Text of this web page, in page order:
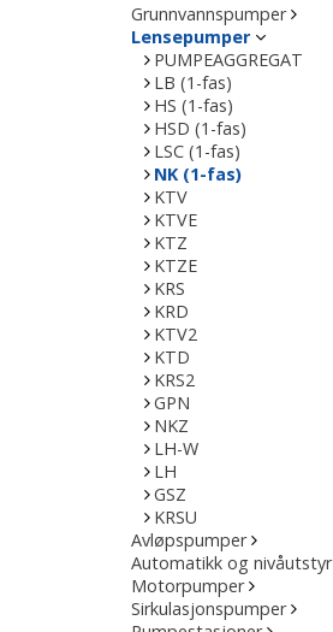
Grunnvannspumper
Lensepumper
PUMPEAGGREGAT
LB (1-fas)
HS (1-fas)
HSD (1-fas)
LSC (1-fas)
NK (1-fas)
KTV
KTVE
KTZ
KTZE
KRS
KRD
KTV2
KTD
KRS2
GPN
NKZ
LH-W
LH
GSZ
KRSU
Avløpspumper
Automatikk og nivåutstyr
Motorpumper
Sirkulasjonspumper